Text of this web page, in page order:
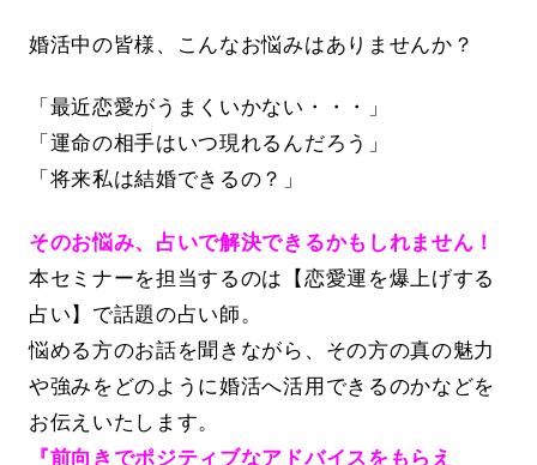
婚活中の皆様、こんなお悩みはありませんか？
「最近恋愛がうまくいかない・・・」
「運命の相手はいつ現れるんだろう」
「将来私は結婚できるの？」
そのお悩み、占いで解決できるかもしれません！
本セミナーを担当するのは【恋愛運を爆上げする
占い】で話題の占い師。
悩める方のお話を聞きながら、その方の真の魅力
や強みをどのように婚活へ活用できるのかなどを
お伝えいたします。
『前向きでポジティブなアドバイスをもらえ